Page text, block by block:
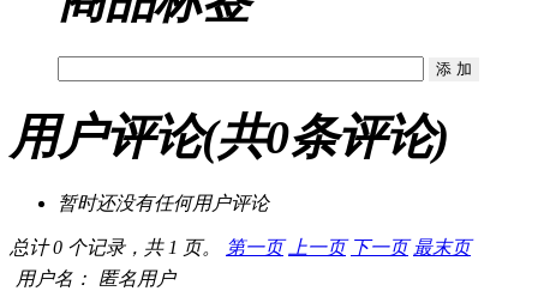
用户评论(共0条评论)
暂时还没有任何用户评论
总计 0 个记录，共 1 页。 第一页 上一页 下一页 最末页
用户名：
匿名用户